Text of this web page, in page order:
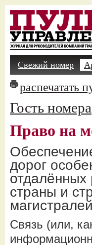
Свежий номер
распечатать
Гость номера
Право на
дорог
отдалённых
страны и
магистралей
Связь (или,